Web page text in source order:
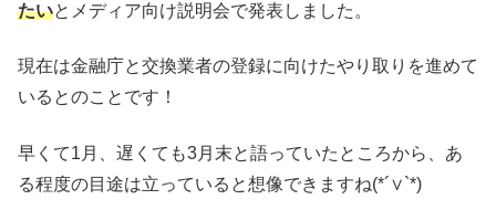
たいとメディア向け説明会で発表しました。
現在は金融庁と交換業者の登録に向けたやり取りを進めて
いるとのことです！
早くて1月、遅くても3月末と語っていたところから、あ
る程度の目途は立っていると想像できますね(*´∨`*)